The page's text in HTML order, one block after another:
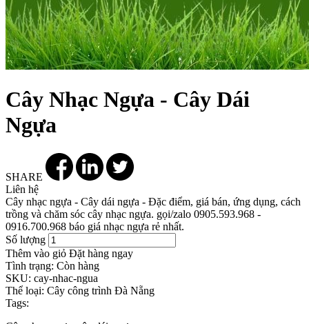
Cây Nhạc Ngựa - Cây Dái
Ngựa
SHARE
Liên hệ
Cây nhạc ngựa - Cây dái ngựa - Đặc điểm, giá bán, ứng dụng, cách
trồng và chăm sóc cây nhạc ngựa. gọi/zalo 0905.593.968 -
0916.700.968 báo giá nhạc ngựa rẻ nhất.
Số lượng
Thêm vào giỏ Đặt hàng ngay
Tình trạng: Còn hàng
SKU: cay-nhac-ngua
Thể loại: Cây công trình Đà Nẵng
Tags: